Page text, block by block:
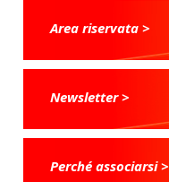
Area riservata >
Newsletter >
Perché associarsi >